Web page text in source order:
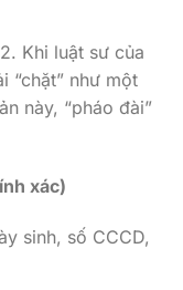
Khi luật sư của
“chặt” như một
này, “pháo đài”
xác)
sinh, số CCCD,